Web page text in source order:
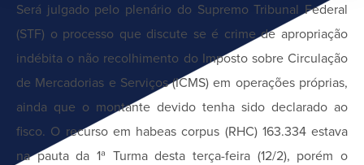
Será julgado pelo plenário do Supremo Tribunal Federal
(STF) o processo que discute se é crime de apropriação
indébita o não recolhimento do Imposto sobre Circulação
de Mercadorias e Serviços (ICMS) em operações próprias,
ainda que o montante devido tenha sido declarado ao
fisco. O recurso em habeas corpus (RHC) 163.334 estava
na pauta da 1ª Turma desta terça-feira (12/2), porém o